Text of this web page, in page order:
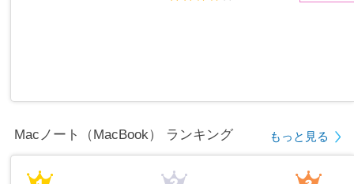
Macノート（MacBook） ランキング もっと見る